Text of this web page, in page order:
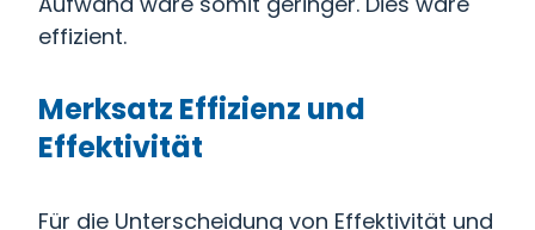
effizient.
Merksatz Effizienz und
Effektivität
Für die Unterscheidung von Effektivität und